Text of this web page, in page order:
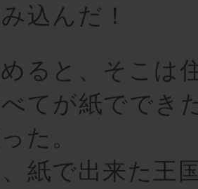
込んだ！
ると、そこは
てが紙ででき
た。
紙で出来た王